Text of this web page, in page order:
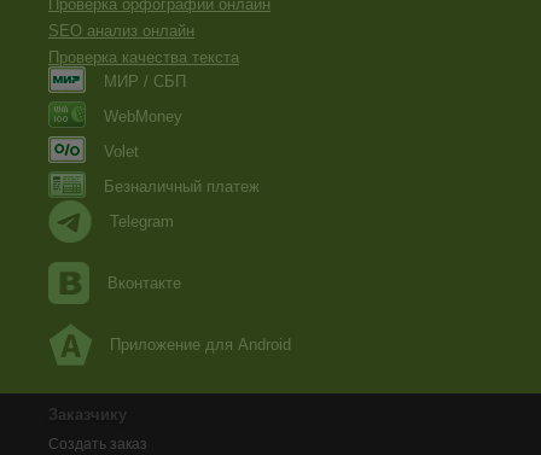
Проверка орфографии онлайн
SEO анализ онлайн
Проверка качества текста
МИР / СБП
WebMoney
Volet
Безналичный платеж
Telegram
Вконтакте
Приложение для Android
Заказчику
Создать заказ